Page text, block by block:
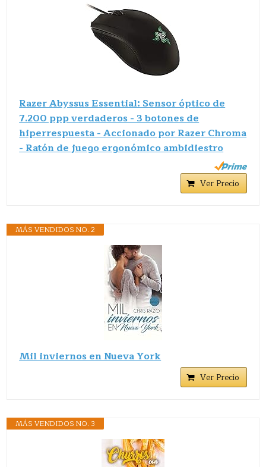
Razer Abyssus Essential: Sensor óptico de
7.200 ppp verdaderos - 3 botones de
hiperrespuesta - Accionado por Razer Chroma
- Ratón de juego ergonómico ambidiestro
Ver Precio
MÁS VENDIDOS NO. 2
Mil inviernos en Nueva York
Ver Precio
MÁS VENDIDOS NO. 3